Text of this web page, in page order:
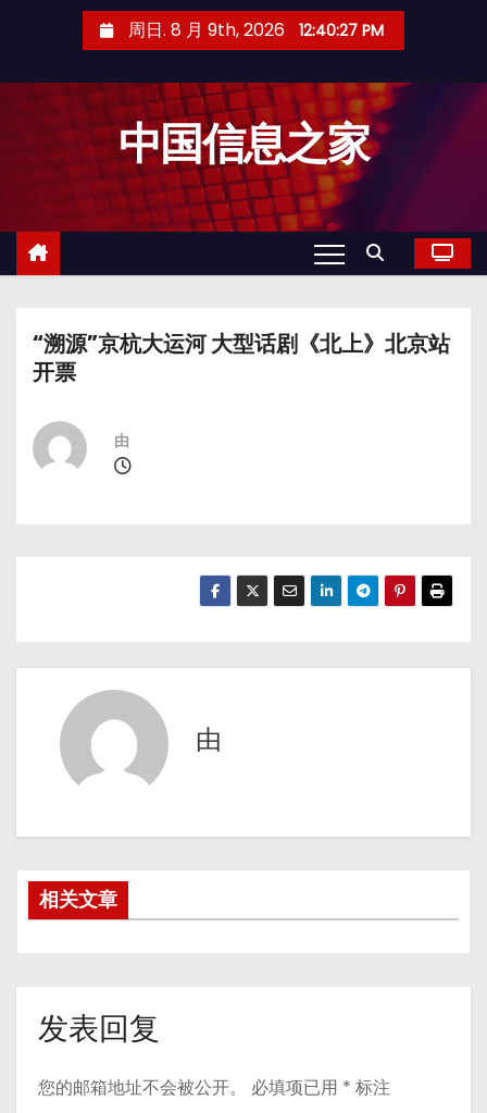
周日. 8 月 9th, 2026 12:40:27 PM
中国信息之家
“溯源”京杭大运河 大型话剧《北上》北京站
开票
由
由
相关文章
发表回复
您的邮箱地址不会被公开。 必填项已用 * 标注